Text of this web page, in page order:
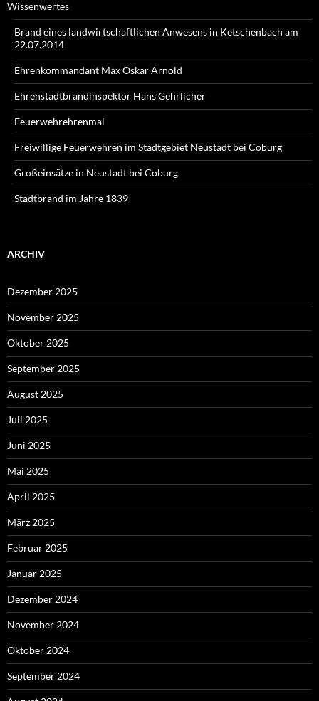
Wissenwertes
Brand eines landwirtschaftlichen Anwesens in Ketschenbach am
22.07.2014
Ehrenkommandant Max Oskar Arnold
Ehrenstadtbrandinspektor Hans Gehrlicher
Feuerwehrehrenmal
Freiwillige Feuerwehren im Stadtgebiet Neustadt bei Coburg
Großeinsätze in Neustadt bei Coburg
Stadtbrand im Jahre 1839
ARCHIV
Dezember 2025
November 2025
Oktober 2025
September 2025
August 2025
Juli 2025
Juni 2025
Mai 2025
April 2025
März 2025
Februar 2025
Januar 2025
Dezember 2024
November 2024
Oktober 2024
September 2024